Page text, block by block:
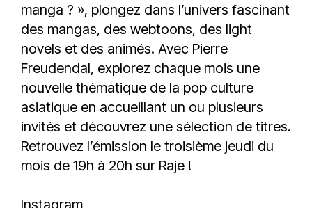
manga ? », plongez dans l’univers fascinant
des mangas, des webtoons, des light
novels et des animés. Avec Pierre
Freudendal, explorez chaque mois une
nouvelle thématique de la pop culture
asiatique en accueillant un ou plusieurs
invités et découvrez une sélection de titres.
Retrouvez l’émission le troisième jeudi du
mois de 19h à 20h sur Raje !
Instagram